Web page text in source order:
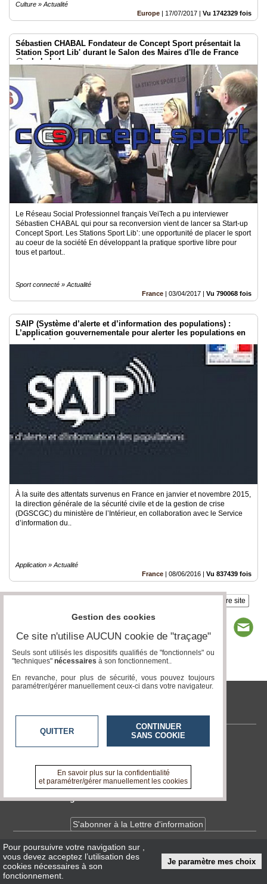
Culture » Actualité
Europe | 17/07/2017 | Vu 1742329 fois
Sébastien CHABAL Fondateur de Concept Sport présentait la
Station Sport Lib' durant le Salon des Maires d'Ile de France
@sebchabal
Le Réseau Social Professionnel français VeiTech a pu interviewer
Sébastien CHABAL qui pour sa reconversion vient de lancer sa Start-up
Concept Sport. Les Stations Sport Lib’: une opportunité de placer le sport
au coeur de la société En développant la pratique sportive libre pour
tous et partout..
Sport connecté » Actualité
France | 03/04/2017 | Vu 790068 fois
SAIP (Système d’alerte et d’information des populations) :
L’application gouvernementale pour alerter les populations en
cas de crise majeure
À la suite des attentats survenus en France en janvier et novembre 2015,
la direction générale de la sécurité civile et de la gestion de crise
(DGSCGC) du ministère de l’Intérieur, en collaboration avec le Service
d’information du..
Application » Actualité
France | 08/06/2016 | Vu 837439 fois
Insérez sur votre site
tvlocale.fr
Contactez-nous
A propos de tvlocale.fr
Devenir délégué
S'abonner à la Lettre d'information
InfosCNIL/RGPD
Conditions Générales d'Utilisation
Pour poursuivre votre navigation sur
vous devez acceptez l’utilisation des
cookies nécessaires à son
fonctionnement.
Je paramètre mes choix
Gestion des cookies
Ce site n'utilise AUCUN cookie de "traçage"
Seuls sont utilisés les dispositifs qualifiés de "fonctionnels" ou
"techniques" nécessaires à son fonctionnement..
En revanche, pour plus de sécurité, vous pouvez toujours
paramétrer/gérer manuellement ceux-ci dans votre navigateur.
QUITTER
CONTINUER
SANS COOKIE
En savoir plus sur la confidentialité
et paramétrer/gérer manuellement les cookies